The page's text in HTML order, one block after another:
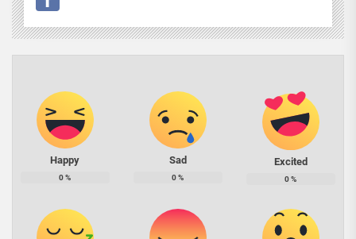
Happy
0%
Sad
0%
Excited
0%